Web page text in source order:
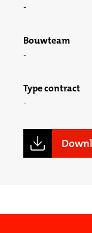
Bouwteam
Type contract